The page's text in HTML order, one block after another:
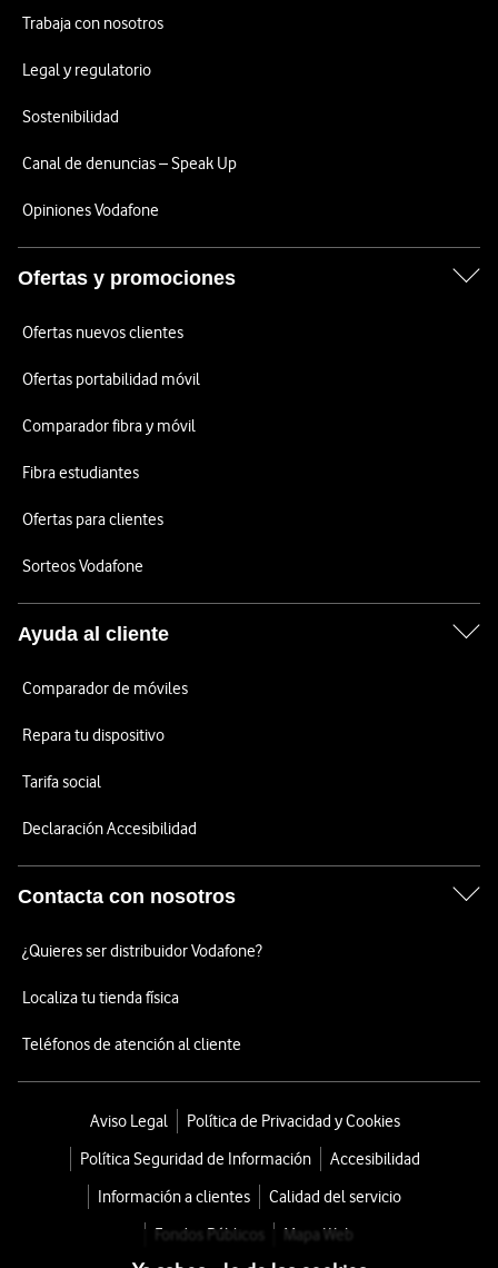
Trabaja con nosotros
Legal y regulatorio
Sostenibilidad
Canal de denuncias – Speak Up
Opiniones Vodafone
Ofertas y promociones
Ofertas nuevos clientes
Ofertas portabilidad móvil
Comparador fibra y móvil
Fibra estudiantes
Ofertas para clientes
Sorteos Vodafone
Ayuda al cliente
Comparador de móviles
Repara tu dispositivo
Tarifa social
Declaración Accesibilidad
Contacta con nosotros
¿Quieres ser distribuidor Vodafone?
Localiza tu tienda física
Teléfonos de atención al cliente
Aviso Legal
Política de Privacidad y Cookies
Política Seguridad de Información
Accesibilidad
Información a clientes
Calidad del servicio
Fondos Públicos
Mapa Web